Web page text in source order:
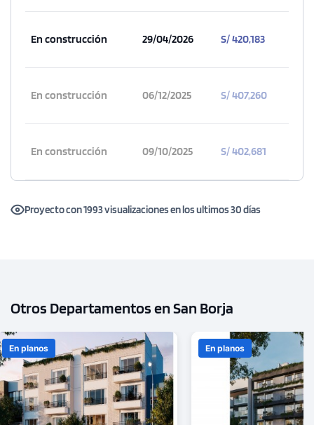
En construcción 29/04/2026 S/ 420,183
En construcción 06/12/2025 S/ 407,260
En construcción 09/10/2025 S/ 402,681
Proyecto con 1993 visualizaciones en los ultimos 30 días
Otros Departamentos en San Borja
En planos En planos